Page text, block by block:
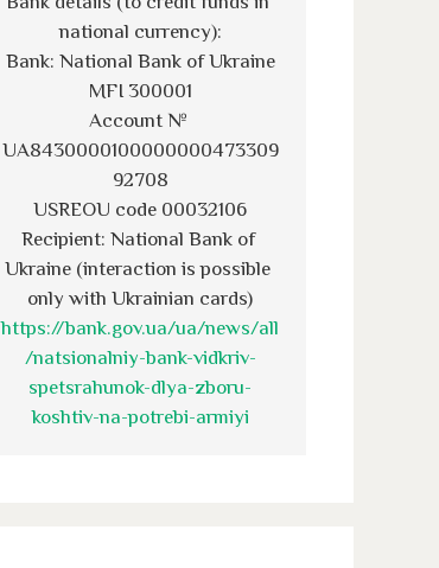
national currency):
Bank: National Bank of Ukraine
MFI 300001
Account №
UA8430000100000000473309
92708
USREOU code 00032106
Recipient: National Bank of
Ukraine (interaction is possible
only with Ukrainian cards)
https://bank.gov.ua/ua/news/all
/natsionalniy-bank-vidkriv-
spetsrahunok-dlya-zboru-
koshtiv-na-potrebi-armiyi